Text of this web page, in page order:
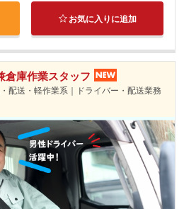
お気に入りに追加
倉庫作業スタッフ
配送・軽作業系｜ドライバー・配送業務